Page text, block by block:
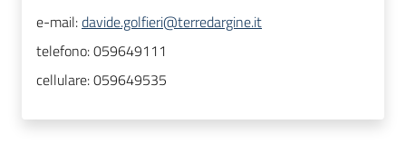
e-mail:davide.golfieri@terredargine.it
telefono:059649111
cellulare:059649535